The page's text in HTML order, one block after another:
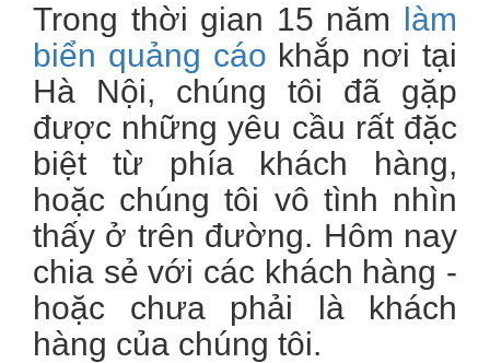
Trong thời gian 15 năm làm
biển quảng cáo khắp nơi tại
Hà Nội, chúng tôi đã gặp
được những yêu cầu rất đặc
biệt từ phía khách hàng,
hoặc chúng tôi vô tình nhìn
thấy ở trên đường. Hôm nay
chia sẻ với các khách hàng -
hoặc chưa phải là khách
hàng của chúng tôi.